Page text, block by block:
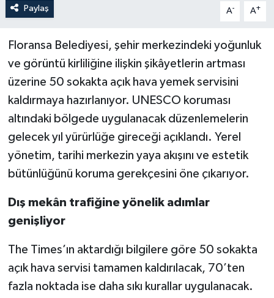
Paylaş A- A+
Floransa Belediyesi, şehir merkezindeki yoğunluk
ve görüntü kirliliğine ilişkin şikâyetlerin artması
üzerine 50 sokakta açık hava yemek servisini
kaldırmaya hazırlanıyor. UNESCO koruması
altındaki bölgede uygulanacak düzenlemelerin
gelecek yıl yürürlüğe gireceği açıklandı. Yerel
yönetim, tarihi merkezin yaya akışını ve estetik
bütünlüğünü koruma gerekçesini öne çıkarıyor.
Dış mekân trafiğine yönelik adımlar
genişliyor
The Times’ın aktardığı bilgilere göre 50 sokakta
açık hava servisi tamamen kaldırılacak, 70’ten
fazla noktada ise daha sıkı kurallar uygulanacak.